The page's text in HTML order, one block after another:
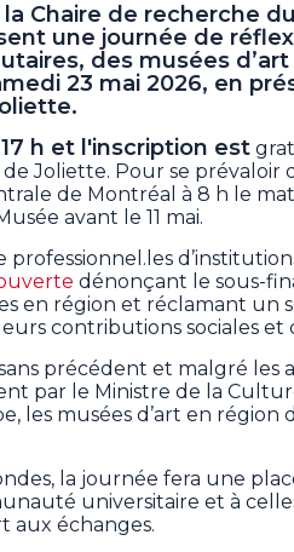
Chaire de recherche
une journée de
des musées
23 mai 2026, en
h et l'inscription est
Joliette. Pour se prévaloir
de Montréal à 8 h le
avant le 11 mai.
dénonçant le sous-
en région et réclamant un
contributions sociales et
précédent et malgré les
par le Ministre de la
les musées d’art en région
la journée fera une
universitaire et à
aux échanges.